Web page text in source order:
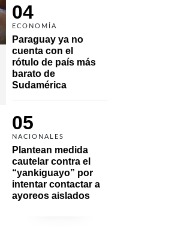
04
ECONOMÍA
Paraguay ya no
cuenta con el
rótulo de país más
barato de
Sudamérica
05
NACIONALES
Plantean medida
cautelar contra el
“yankiguayo” por
intentar contactar a
ayoreos aislados